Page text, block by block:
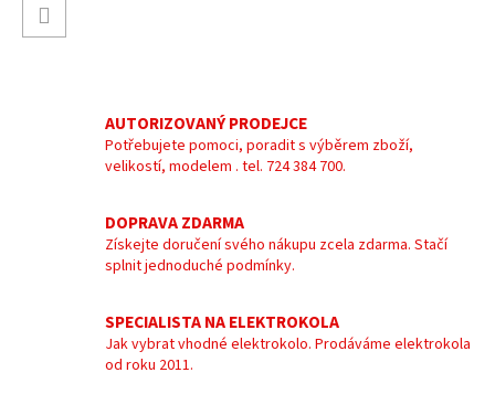
AUTORIZOVANÝ PRODEJCE
Potřebujete pomoci, poradit s výběrem zboží,
velikostí, modelem . tel. 724 384 700.
DOPRAVA ZDARMA
Získejte doručení svého nákupu zcela zdarma. Stačí
splnit jednoduché podmínky.
SPECIALISTA NA ELEKTROKOLA
Jak vybrat vhodné elektrokolo. Prodáváme elektrokola
od roku 2011.